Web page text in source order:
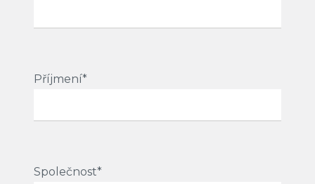
Příjmení*
Společnost*